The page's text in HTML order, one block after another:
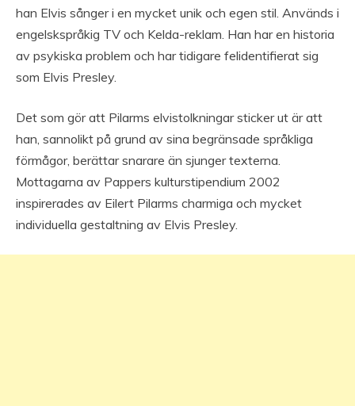
han Elvis sånger i en mycket unik och egen stil. Används i
engelskspråkig TV och Kelda-reklam. Han har en historia
av psykiska problem och har tidigare felidentifierat sig
som Elvis Presley.
Det som gör att Pilarms elvistolkningar sticker ut är att
han, sannolikt på grund av sina begränsade språkliga
förmågor, berättar snarare än sjunger texterna.
Mottagarna av Pappers kulturstipendium 2002
inspirerades av Eilert Pilarms charmiga och mycket
individuella gestaltning av Elvis Presley.